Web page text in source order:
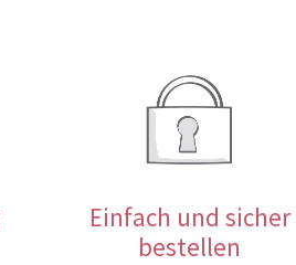
Einfach und sicher
bestellen